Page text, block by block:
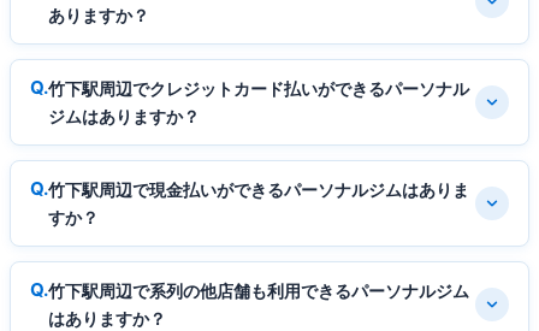
ありますか？
竹下駅周辺でクレジットカード払いができるパーソナル
ジムはありますか？
竹下駅周辺で現金払いができるパーソナルジムはありま
すか？
竹下駅周辺で系列の他店舗も利用できるパーソナルジム
はありますか？